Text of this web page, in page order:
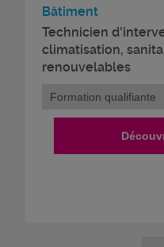
Bâtiment
Technicien
climatisation,
renouvelables
Formation qualifiante